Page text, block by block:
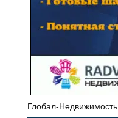
Глобал-Недвижимость